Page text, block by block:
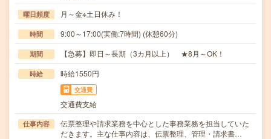
曜日頻度 月～金※土日休み！
時間 9:00～17:00(実働:7時間) (休憩60分)
期間 【急募】即日～長期（3カ月以上） ★8月～OK！
時給 時給1550円
交通費
交通費支給
仕事内容
伝票整理や請求業務を中心とした事務業務を担当していた
だきます。主な仕事内容は、伝票整理、管理・請求書…